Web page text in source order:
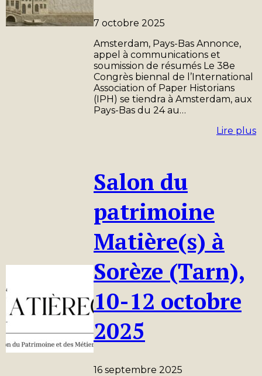
7 octobre 2025
Amsterdam, Pays-Bas Annonce,
appel à communications et
soumission de résumés Le 38e
Congrès biennal de l’International
Association of Paper Historians
(IPH) se tiendra à Amsterdam, aux
Pays-Bas du 24 au…
Lire plus
Salon du
patrimoine
Matière(s) à
Sorèze (Tarn),
10-12 octobre
2025
16 septembre 2025